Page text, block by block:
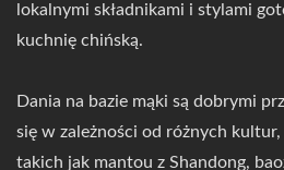
lokalnymi składnikami i stylami
kuchnię chińską.
Dania na bazie mąki są dobrymi
się w zależności od różnych
takich jak mantou z Shandong,